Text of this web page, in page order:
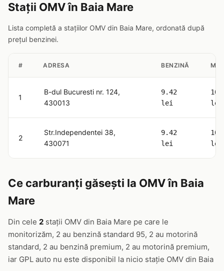
Stații OMV în Baia Mare
Lista completă a stațiilor OMV din Baia Mare, ordonată după
prețul benzinei.
# ADRESA BENZINĂ
1
B-dul Bucuresti nr. 124,
430013
9.42
lei
lei
2
Str.Independentei 38,
430071
9.42
lei
lei
Ce carburanți găsești la OMV în Baia
Mare
Din cele 2 stații OMV din Baia Mare pe care le
monitorizăm, 2 au benzină standard 95, 2 au motorină
standard, 2 au benzină premium, 2 au motorină premium,
iar GPL auto nu este disponibil la nicio stație OMV din Baia